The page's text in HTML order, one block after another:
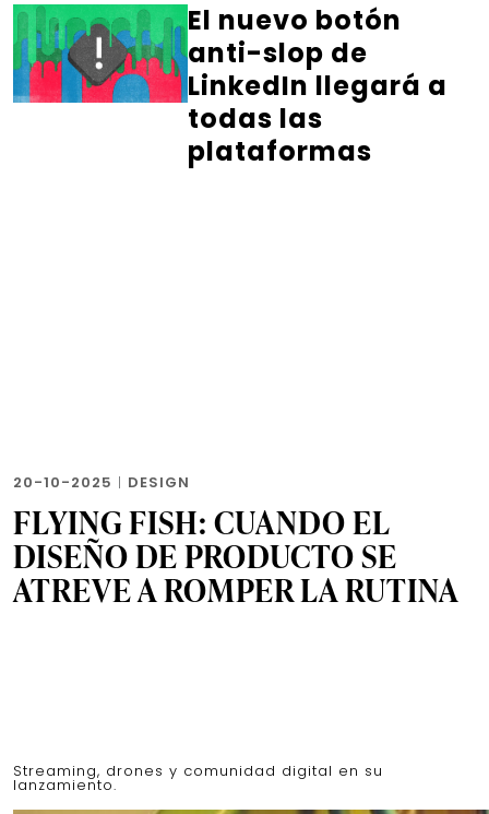
El nuevo botón
anti-slop de
LinkedIn llegará a
todas las
plataformas
20-10-2025 | DESIGN
FLYING FISH: CUANDO EL
DISEÑO DE PRODUCTO SE
ATREVE A ROMPER LA RUTINA
Streaming, drones y comunidad digital en su
lanzamiento.